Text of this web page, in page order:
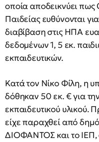
οποία αποδεικνύει πως
Παιδείας ευθύνονται
διαβίβαση στις ΗΠΑ
δεδομένων 1, 5 εκ.
εκπαιδευτικών.
Κατά τον Νίκο Φίλη, η
δόθηκαν 50 εκ. € για
εκπαιδευτικού υλικού.
είχε παραχθεί από
ΔΙΟΦΑΝΤΟΣ και το ΙΕΠ,